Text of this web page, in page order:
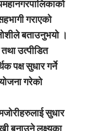
गराएको
बताउनुभयो ।
उत्पीडित
पक्ष सुधार गर्ने
गरेको
सुधार
बनाउने लक्ष्यका